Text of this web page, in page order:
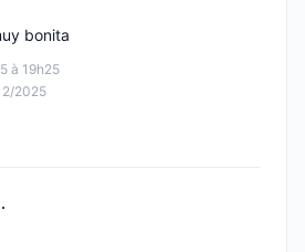
à 19h25
2025
bonita